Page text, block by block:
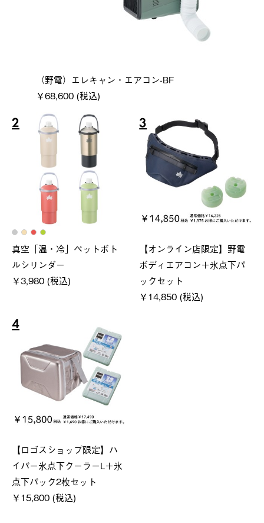
（野電）エレキャン・エアコン-BF
￥68,600 (税込)
2
真空「温・冷」ペットボト
ルシリンダー
￥3,980 (税込)
3
【オンライン店限定】野電
ボディエアコン＋氷点下パ
ックセット
￥14,850 (税込)
4
【ロゴスショップ限定】ハ
イパー氷点下クーラーL＋氷
点下パック2枚セット
￥15,800 (税込)